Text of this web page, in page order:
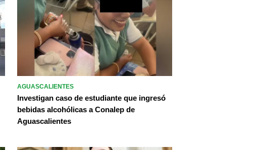
AGUASCALIENTES
Investigan caso de estudiante que ingresó
bebidas alcohólicas a Conalep de
Aguascalientes